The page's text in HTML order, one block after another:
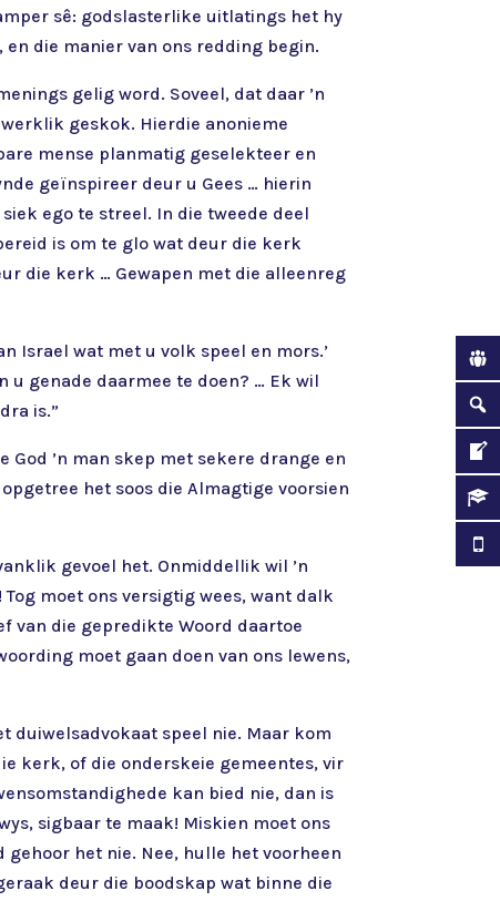
sê: godslasterlike uitlatings het hy
en die manier van ons redding begin.
gelig word. Soveel, dat daar ’n
geskok. Hierdie anonieme
mense planmatig geselekteer en
geïnspireer deur u Gees … hierin
ego te streel. In die tweede deel
is om te glo wat deur die kerk
die kerk … Gewapen met die alleenreg
Israel wat met u volk speel en mors.’
u genade daarmee te doen? … Ek wil
is.”
God ’n man skep met sekere drange en
het soos die Almagtige voorsien
gevoel het. Onmiddellik wil ’n
moet ons versigtig wees, want dalk
van die gepredikte Woord daartoe
moet gaan doen van ons lewens,
duiwelsadvokaat speel nie. Maar kom
kerk, of die onderskeie gemeentes, vir
kan bied nie, dan is
sigbaar te maak! Miskien moet ons
het nie. Nee, hulle het voorheen
deur die boodskap wat binne die